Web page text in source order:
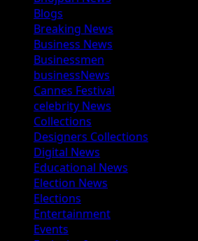
Blogs
Breaking News
Business News
Businessmen
businessNews
Cannes Festival
celebrity News
Collections
Designers Collections
Digital News
Educational News
Election News
Elections
Entertainment
Events